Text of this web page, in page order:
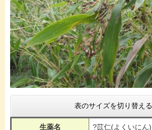
表のサイズを切り替える
生薬名 ?苡仁(よくいにん)